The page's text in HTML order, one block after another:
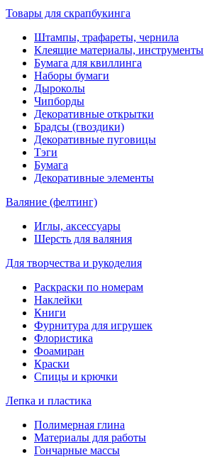
Товары для скрапбукинга
Штампы, трафареты, чернила
Клеящие материалы, инструменты
Бумага для квиллинга
Наборы бумаги
Дыроколы
Чипборды
Декоративные открытки
Брадсы (гвоздики)
Декоративные пуговицы
Тэги
Бумага
Декоративные элементы
Валяние (фелтинг)
Иглы, аксессуары
Шерсть для валяния
Для творчества и рукоделия
Раскраски по номерам
Наклейки
Книги
Фурнитура для игрушек
Флористика
Фоамиран
Краски
Спицы и крючки
Лепка и пластика
Полимерная глина
Материалы для работы
Гончарные массы